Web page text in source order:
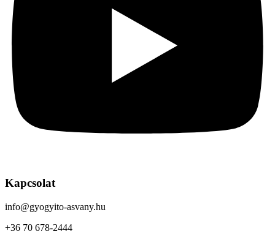
Kapcsolat
info@gyogyito-asvany.hu
+36 70 678-2444